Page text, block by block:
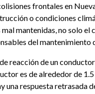
frontales en
o condiciones
mantenidas, no solo el
del mantenimiento
reacción de un
es de alrededor de
una respuesta retrasada